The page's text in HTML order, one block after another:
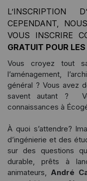
L’INSCRIPTION
CEPENDANT,
VOUS INSCRIRE
GRATUIT POUR
Vous croyez tout
l’aménagement,
général ? Vous avez
savent autant ?
connaissances à
À quoi s’attendre?
d’ingénierie et des
sur des questions
durable, prêts à
animateurs, André